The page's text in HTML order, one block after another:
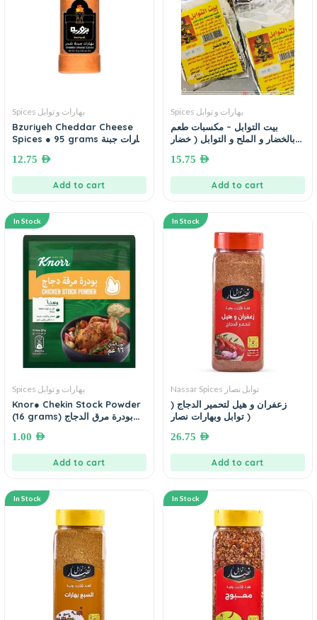
Spices بهارات و توابل
Bzuriyeh Cheddar Cheese
Spices ● 95 grams بهارات جبنة
12.75 AED
Add to cart
Spices بهارات و توابل
بيت التوابل – مكسبات طعم
بالخضار و الملح و التوابل ( خضار
15.75 AED
Add to cart
In Stock
Spices بهارات و توابل
Knor● Chekin Stock Powder
(16 grams) بودرة مرق الدجاج
1.00 AED
Add to cart
In Stock
Nassar Spices توابل نصار
زعفران و هيل لتحمير الدجاج (
توابل وبهارات نصار )
26.75 AED
Add to cart
In Stock In Stock